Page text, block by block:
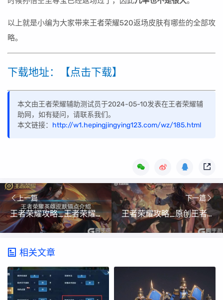
以上就是小编为大家带来王者荣耀520返场皮肤有哪些的全部攻
略。
下载地址：【点击下载】
本文由王者荣耀辅助测试员于2024-05-10发表在王者荣耀辅
助网，如有疑问，请联系我们。
本文链接： http://w1.hepingjingying123.com/wz/185.html
上一篇
王者荣耀攻略_王者荣耀锚点是什么意思 英雄皮肤锚点有什么用
下一篇
王者荣耀攻略_原创王者荣耀S19赛季什么时候结束？王者荣耀S19赛季结束时间
相关文章